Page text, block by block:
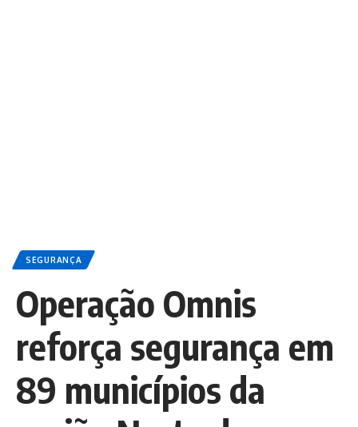
SEGURANÇA
Operação Omnis
reforça segurança em
89 municípios da